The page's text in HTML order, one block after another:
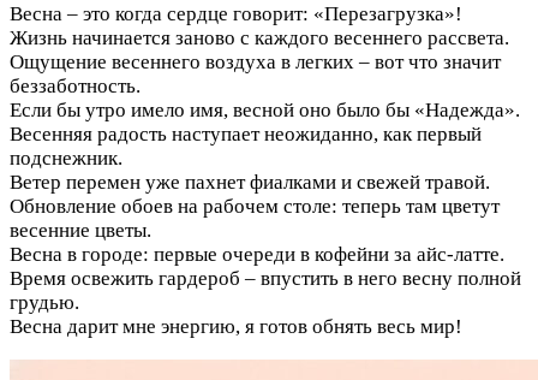
Весна – это когда сердце говорит: «Перезагрузка»!
Жизнь начинается заново с каждого весеннего рассвета.
Ощущение весеннего воздуха в легких – вот что значит
беззаботность.
Если бы утро имело имя, весной оно было бы «Надежда».
Весенняя радость наступает неожиданно, как первый
подснежник.
Ветер перемен уже пахнет фиалками и свежей травой.
Обновление обоев на рабочем столе: теперь там цветут
весенние цветы.
Весна в городе: первые очереди в кофейни за айс-латте.
Время освежить гардероб – впустить в него весну полной
грудью.
Весна дарит мне энергию, я готов обнять весь мир!